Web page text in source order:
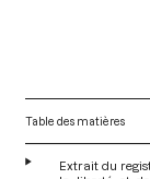
Table des matières
Extrait du